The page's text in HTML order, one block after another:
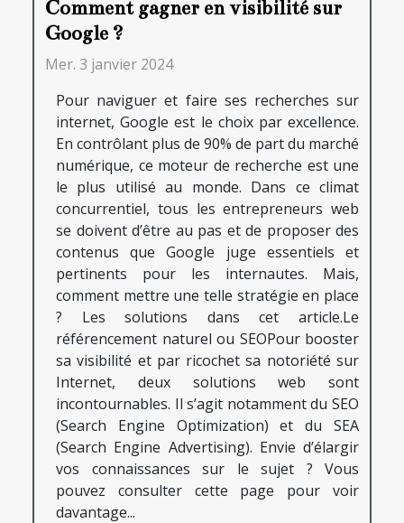
Comment gagner en visibilité sur
Google ?
Mer. 3 janvier 2024
Pour naviguer et faire ses recherches sur
internet, Google est le choix par excellence.
En contrôlant plus de 90% de part du marché
numérique, ce moteur de recherche est une
le plus utilisé au monde. Dans ce climat
concurrentiel, tous les entrepreneurs web
se doivent d’être au pas et de proposer des
contenus que Google juge essentiels et
pertinents pour les internautes. Mais,
comment mettre une telle stratégie en place
? Les solutions dans cet article.Le
référencement naturel ou SEOPour booster
sa visibilité et par ricochet sa notoriété sur
Internet, deux solutions web sont
incontournables. Il s’agit notamment du SEO
(Search Engine Optimization) et du SEA
(Search Engine Advertising). Envie d’élargir
vos connaissances sur le sujet ? Vous
pouvez consulter cette page pour voir
davantage...